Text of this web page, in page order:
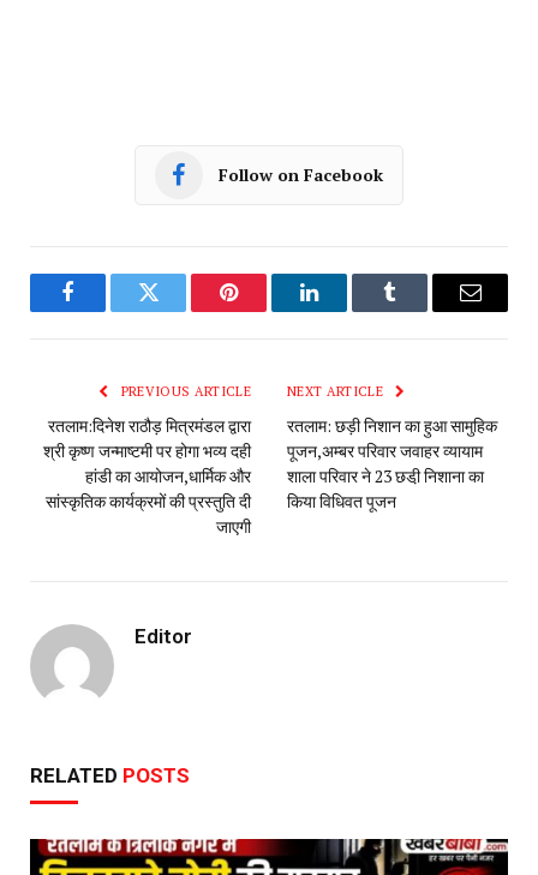
Follow on Facebook
FacebookTwitter Pinterest LinkedInTumblr Email
PREVIOUS ARTICLE
रतलाम:दिनेश राठौड़ मित्रमंडल द्वारा
श्री कृष्ण जन्माष्टमी पर होगा भव्य दही
हांडी का आयोजन,धार्मिक और
सांस्कृतिक कार्यक्रमों की प्रस्तुति दी
जाएगी
NEXT ARTICLE
रतलाम: छड़ी निशान का हुआ सामुहिक
पूजन,अम्बर परिवार जवाहर व्यायाम
शाला परिवार ने 23 छडी़ निशाना का
किया विधिवत पूजन
Editor
RELATED POSTS